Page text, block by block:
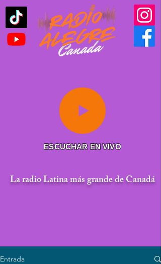
ESCUCHAR EN VIVO
La radio Latina más grande de Canadá
Entrada